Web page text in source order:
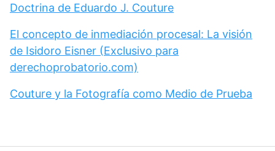
Doctrina de Eduardo J. Couture
El concepto de inmediación procesal: La visión
de Isidoro Eisner (Exclusivo para
derechoprobatorio.com)
Couture y la Fotografía como Medio de Prueba